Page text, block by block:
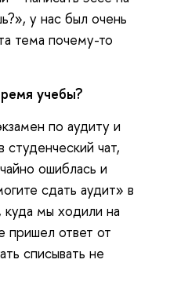
у нас был очень
тема почему-то
учебы?
по аудиту и
студенческий чат,
ошиблась и
сдать аудит» в
куда мы ходили на
ответ от
списывать не